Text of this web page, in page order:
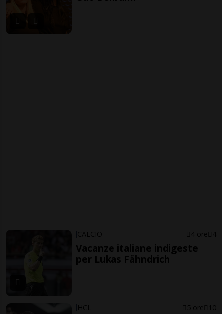
CALCIO 4 ore 4
Vacanze italiane indigeste
per Lukas Fähndrich
HCL 5 ore 10